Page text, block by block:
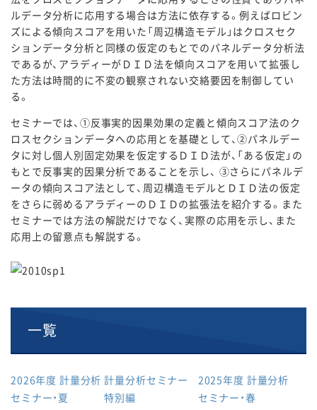
ルデータ分析に応用する場合は方法に依存する。例えばロビン
ズによる傾向スコアを用いた「周辺構造モデル」はクロスセク
ションデータ分析と同様の仮定のもとでのパネルデータ分析法
であるが、アラディーがＤＩＤ法を傾向スコアを用いて拡張し
た方法は時間的に不変の観察されない交絡要因を制御してい
る。
セミナーでは、①反事実的因果効果の定義と傾向スコア法のク
ロスセクションデータへの応用とを基礎として、②パネルデー
タに対し個人別固定効果を仮定するＤＩＤ法が、「ある仮定」の
もとで反事実的因果分析であることを示し、 ③さらにパネルデ
ータの傾向スコア法として、周辺構造モデルとＤＩＤ法の仮定
をさらに弱めるアラディーのＤＩＤの拡張法を紹介する。また
セミナーでは方法の解説だけでなく、実際の応用を示し、また
応用上の留意点も解説する。
一覧
2026年度 計量分析
セミナー・夏
計量分析セミナー
特別編
2025年度 計量分析
セミナー・春